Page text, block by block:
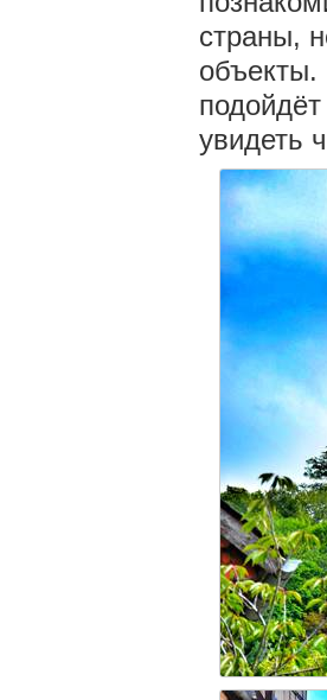
страны,
объекты.
увидеть